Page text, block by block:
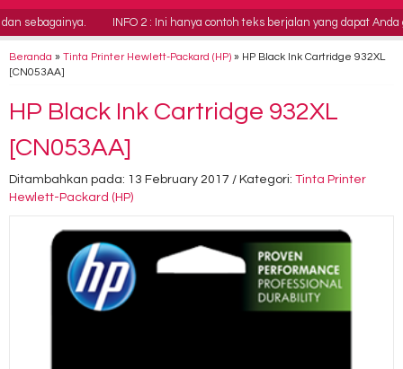
sebagainya. INFO 2 : Ini hanya contoh teks berjalan yang dapat Anda
Beranda » Tinta Printer Hewlett-Packard (HP) » HP Black Ink Cartridge 932XL
[CN053AA]
HP Black Ink Cartridge 932XL
[CN053AA]
Ditambahkan pada: 13 February 2017 / Kategori: Tinta Printer
Hewlett-Packard (HP)